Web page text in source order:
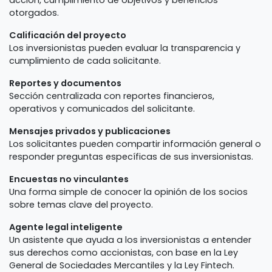
otorgados.
Calificación del proyecto
Los inversionistas pueden evaluar la transparencia y
cumplimiento de cada solicitante.
Reportes y documentos
Sección centralizada con reportes financieros,
operativos y comunicados del solicitante.
Mensajes privados y publicaciones
Los solicitantes pueden compartir información general o
responder preguntas específicas de sus inversionistas.
Encuestas no vinculantes
Una forma simple de conocer la opinión de los socios
sobre temas clave del proyecto.
Agente legal inteligente
Un asistente que ayuda a los inversionistas a entender
sus derechos como accionistas, con base en la Ley
General de Sociedades Mercantiles y la Ley Fintech.